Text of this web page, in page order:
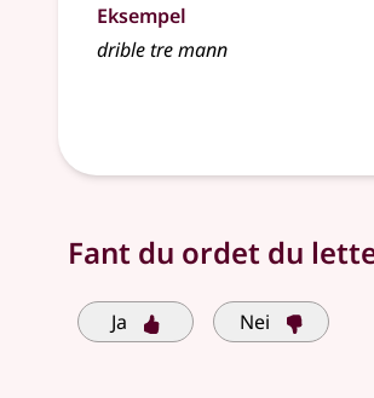
Eksempel
dribletre mann
Fant du ordet du
Ja Nei